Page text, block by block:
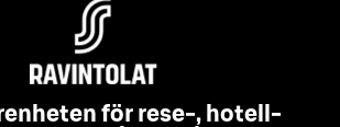
för rese-, hotell-